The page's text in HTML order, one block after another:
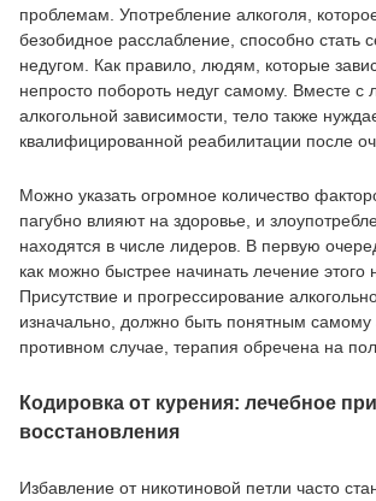
проблемам. Употребление алкоголя,
безобидное расслабление, способно стать
недугом. Как правило, людям, которые
непросто побороть недуг самому. Вместе с
алкогольной зависимости, тело также
квалифицированной реабилитации после
Можно указать огромное количество
пагубно влияют на здоровье, и
находятся в числе лидеров. В первую
как можно быстрее начинать лечение этого
Присутствие и прогрессирование
изначально, должно быть понятным самому
противном случае, терапия обречена на
Кодировка от курения: лечебное
восстановления
Избавление от никотиновой петли часто